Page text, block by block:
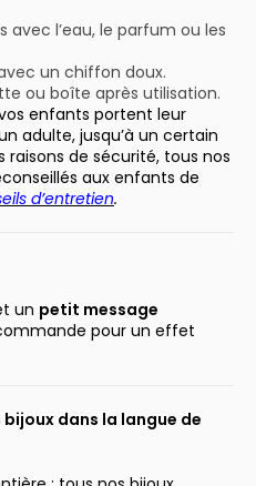
avec l’eau, le parfum ou les
un chiffon doux.
ou boîte après utilisation.
enfants portent leur
adulte, jusqu’à un certain
de sécurité, tous nos
aux enfants de
d’entretien.
un petit message
pour un effet
dans la langue de